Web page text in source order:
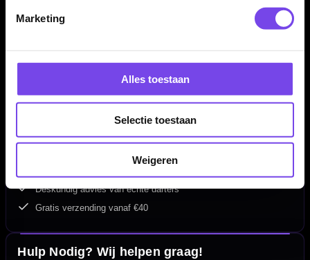
Marketing
Alles toestaan
Selectie toestaan
Weigeren
Dartspecialist sinds 2016
Deskundig advies van echte darters
Gratis verzending vanaf €40
Hulp Nodig? Wij helpen graag!